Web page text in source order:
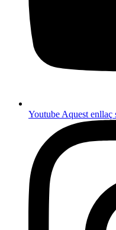
YoutubeAquest enllaç